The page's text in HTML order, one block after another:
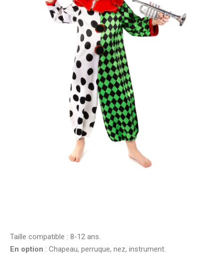
Taille compatible : 8-12 ans.
En option : Chapeau, perruque, nez, instrument.